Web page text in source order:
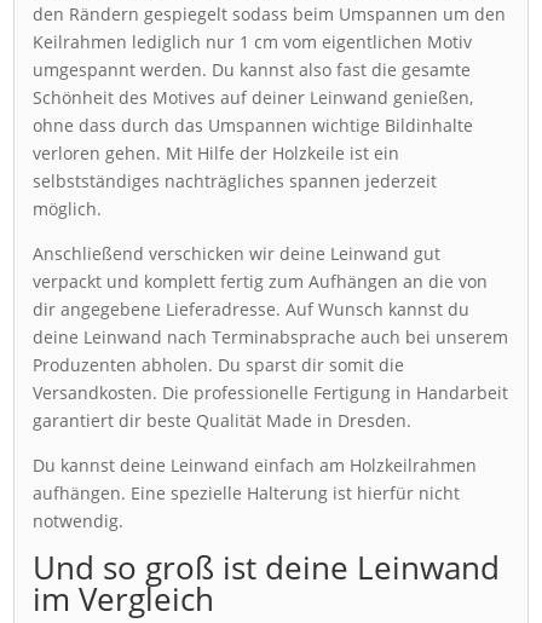
den Rändern gespiegelt sodass beim Umspannen um den
Keilrahmen lediglich nur 1 cm vom eigentlichen Motiv
umgespannt werden. Du kannst also fast die gesamte
Schönheit des Motives auf deiner Leinwand genießen,
ohne dass durch das Umspannen wichtige Bildinhalte
verloren gehen. Mit Hilfe der Holzkeile ist ein
selbstständiges nachträgliches spannen jederzeit
möglich.
Anschließend verschicken wir deine Leinwand gut
verpackt und komplett fertig zum Aufhängen an die von
dir angegebene Lieferadresse. Auf Wunsch kannst du
deine Leinwand nach Terminabsprache auch bei unserem
Produzenten abholen. Du sparst dir somit die
Versandkosten. Die professionelle Fertigung in Handarbeit
garantiert dir beste Qualität Made in Dresden.
Du kannst deine Leinwand einfach am Holzkeilrahmen
aufhängen. Eine spezielle Halterung ist hierfür nicht
notwendig.
Und so groß ist deine Leinwand
im Vergleich